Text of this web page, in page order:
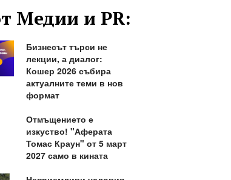
Медии и PR:
Бизнесът търси не
лекции, а диалог:
Кошер 2026 събира
актуалните теми в нов
формат
Отмъщението е
изкуство! "Аферата
Томас Краун" от 5 март
2027 само в кината